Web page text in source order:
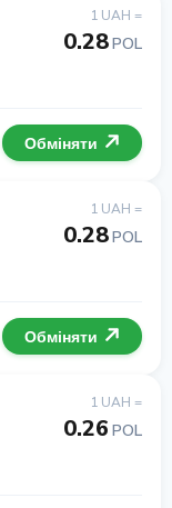
1 UAH =
0.28POL
Обміняти
1 UAH =
0.28POL
Обміняти
1 UAH =
0.26 POL